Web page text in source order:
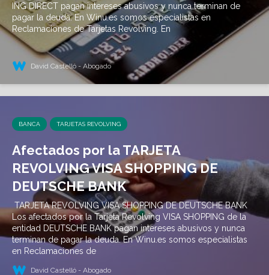
ING DIRECT pagan intereses abusivos y nunca terminan de
pagar la deuda. En Winu.es somos especialistas en
Reclamaciones de Tarjetas Revolving. En
David Castelló - Abogado
BANCA TARJETAS REVOLVING
Afectados por la TARJETA
REVOLVING VISA SHOPPING DE
DEUTSCHE BANK
TARJETA REVOLVING VISA SHOPPING DE DEUTSCHE BANK
Los afectados por la Tarjeta Revolving VISA SHOPPING de la
entidad DEUTSCHE BANK pagan intereses abusivos y nunca
terminan de pagar la deuda. En Winu.es somos especialistas
en Reclamaciones de
David Castelló - Abogado